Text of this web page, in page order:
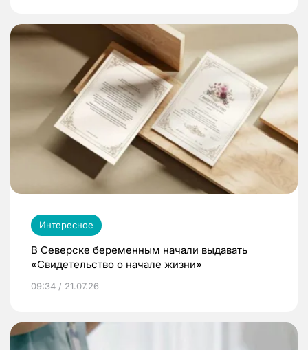
Интересное
В Северске беременным начали выдавать
«Свидетельство о начале жизни»
09:34 / 21.07.26